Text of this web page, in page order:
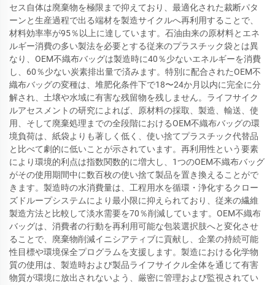
セス自体は廃棄物を極限まで抑えており、最適化された裁断パタ
ーンと生産過程で出る端材を製造サイクルへ再利用することで、
材料効率率が95％以上に達しています。石油由来の原材料とエネ
ルギー消費の多い製法を必要とする従来のプラスチック袋とは異
なり、OEM不織布バッグは製造時に40％少ないエネルギーを消費
し、60％少ない炭素排出量で済みます。特別に配合されたOEM不
織布バッグの変種は、堆肥化条件下で18〜24か月以内に完全に分
解され、土壌や水域に有害な残留物を残しません。ライフサイク
ルアセスメントの研究によれば、原材料の採取、製造、輸送、使
用、そして廃棄処理までの全段階におけるOEM不織布バッグの環
境負荷は、紙袋よりも著しく低く、使い捨てプラスチック代替品
と比べて劇的に低いことが示されています。再利用性という要素
により環境的利点は指数関数的に増大し、1つのOEM不織布バッグ
がその使用期間中に数百枚の使い捨て製品を置き換えることがで
きます。製造時の水消費量は、工程用水を循環・浄化するクロー
ズドループシステムにより最小限に抑えられており、従来の繊維
製造方法と比較して淡水需要を70％削減しています。OEM不織布
バッグは、消費者の行動を再利用可能な包装選択肢へと変化させ
ることで、廃棄物削減イニシアティブに貢献し、企業の持続可能
性目標や環境保全プログラムを支援します。製造における化学物
質の使用は、製造時および製品ライフサイクル全体を通じて有害
物質が環境に放出されないよう、厳密に管理および監視されてい